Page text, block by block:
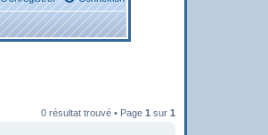
0 résultat trouvé • Page 1 sur 1